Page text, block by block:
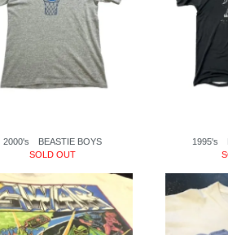
2000's BEASTIE BOYS
SOLD OUT
1995's